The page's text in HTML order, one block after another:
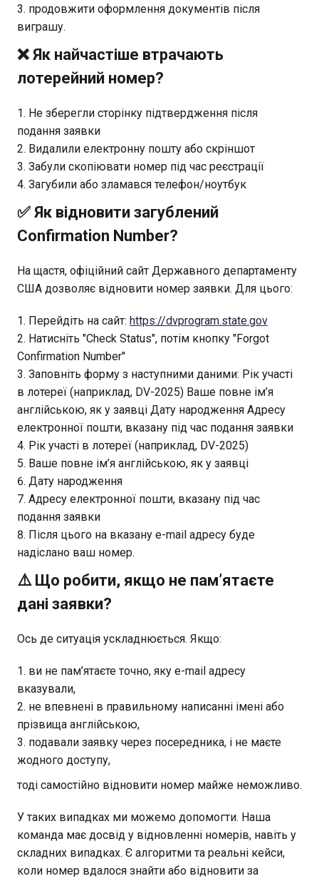
продовжити оформлення документів після
виграшу.
❌ Як найчастіше втрачають
лотерейний номер?
Не зберегли сторінку підтвердження після
подання заявки
Видалили електронну пошту або скріншот
Забули скопіювати номер під час реєстрації
Загубили або зламався телефон/ноутбук
✅ Як відновити загублений
Confirmation Number?
На щастя, офіційний сайт Державного департаменту
США дозволяє відновити номер заявки. Для цього:
Перейдіть на сайт: https://dvprogram.state.gov
Натисніть "Check Status", потім кнопку "Forgot
Confirmation Number"
Заповніть форму з наступними даними: Рік участі
в лотереї (наприклад, DV-2025) Ваше повне ім’я
англійською, як у заявці Дату народження Адресу
електронної пошти, вказану під час подання заявки
Рік участі в лотереї (наприклад, DV-2025)
Ваше повне ім’я англійською, як у заявці
Дату народження
Адресу електронної пошти, вказану під час
подання заявки
Після цього на вказану e-mail адресу буде
надіслано ваш номер.
⚠️ Що робити, якщо не пам’ятаєте
дані заявки?
Ось де ситуація ускладнюється. Якщо:
ви не пам’ятаєте точно, яку e-mail адресу
вказували,
не впевнені в правильному написанні імені або
прізвища англійською,
подавали заявку через посередника, і не маєте
жодного доступу,
тоді самостійно відновити номер майже неможливо.
У таких випадках ми можемо допомогти. Наша
команда має досвід у відновленні номерів, навіть у
складних випадках. Є алгоритми та реальні кейси,
коли номер вдалося знайти або відновити за